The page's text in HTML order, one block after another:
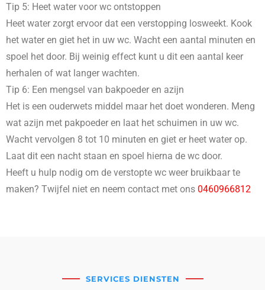
Tip 5: Heet water voor wc ontstoppen
Heet water zorgt ervoor dat een verstopping losweekt. Kook
het water en giet het in uw wc. Wacht een aantal minuten en
spoel het door. Bij weinig effect kunt u dit een aantal keer
herhalen of wat langer wachten.
Tip 6: Een mengsel van bakpoeder en azijn
Het is een ouderwets middel maar het doet wonderen. Meng
wat azijn met pakpoeder en laat het schuimen in uw wc.
Wacht vervolgen 8 tot 10 minuten en giet er heet water op.
Laat dit een nacht staan en spoel hierna de wc door.
Heeft u hulp nodig om de verstopte wc weer bruikbaar te
maken? Twijfel niet en neem contact met ons 0460966812
SERVICES DIENSTEN